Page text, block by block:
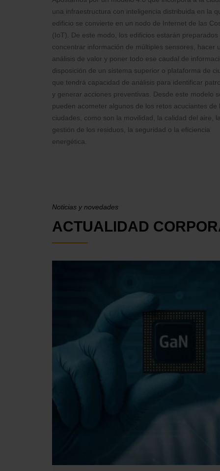
una infraestructura con inteligencia distribuida en la
edificio se convierte en un nodo de Internet de las
(IoT). De este modo, los edificios estarán preparados
concentrar información de múltiples sensores, hacer
análisis de valor y poner todo ese caudal de
disposición de un sistema superior o plataforma de
que tendrá capacidad de análisis para identificar
y generar acciones preventivas. Desde este modelo
pueden acometer algunos de los retos acuciantes de
ciudades, como son la movilidad, la calidad del aire,
gestión de los residuos, la seguridad o la eficiencia
energética.
Noticias y novedades
ACTUALIDAD